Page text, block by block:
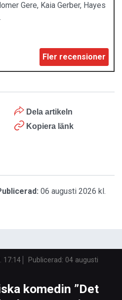
Gere, Kaia Gerber, Hayes
Fler recensioner
Dela artikeln
Kopiera länk
06 augusti 2026 kl.
17:14 Publicerad: 04 augusti
komedin ”Det